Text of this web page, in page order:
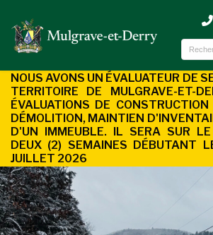
(Municipalité )
NOUS AVONS UN ÉVALUATEUR DE
TERRITOIRE DE MULGRAVE-ET-
ÉVALUATIONS DE
DÉMOLITION, MAINTIEN
D'UN
IMMEUBLE. IL SERA SUR
DEUX (2) SEMAINES DÉBUTANT
JUILLET 2026